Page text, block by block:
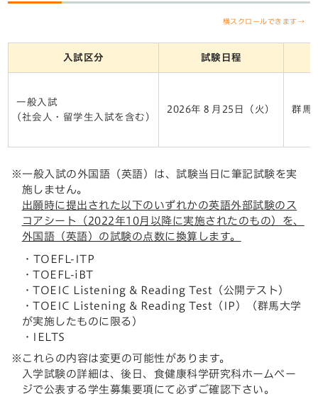
横スクロールできます→
入試区分 試験日程
一般入試
(社会人・留学生入試を含む)
2026年８月25日（火） 群馬
※一般入試の外国語（英語）は、試験当日に筆記試験を実
施しません。
出願時に提出された以下のいずれかの英語外部試験のス
コアシート（2022年10月以降に実施されたのもの）を、
外国語（英語）の試験の点数に換算します。
・TOEFL-ITP
・TOEFL-iBT
・TOEIC Listening & Reading Test（公開テスト）
・TOEIC Listening & Reading Test（IP）（群馬大学
が実施したものに限る）
・IELTS
※これらの内容は変更の可能性があります。
入学試験の詳細は、後日、食健康科学研究科ホームペー
ジで公表する学生募集要項にて必ずご確認下さい。